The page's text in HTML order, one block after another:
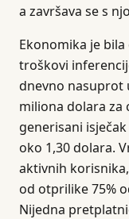
a završava se s
Ekonomika je
troškovi
dnevno nasuprot
miliona dolara za
generisani
oko 1,30 dolara.
aktivnih
od otprilike 75%
Nijedna